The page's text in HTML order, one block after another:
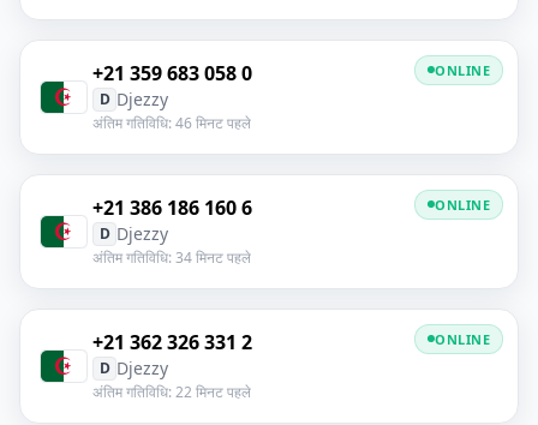
+21 359 683 058 0
D Djezzy
अंतिम गतिविधि: 46 मिनट पहले
ONLINE
+21 386 186 160 6
D Djezzy
अंतिम गतिविधि: 34 मिनट पहले
ONLINE
+21 362 326 331 2
D Djezzy
अंतिम गतिविधि: 22 मिनट पहले
ONLINE